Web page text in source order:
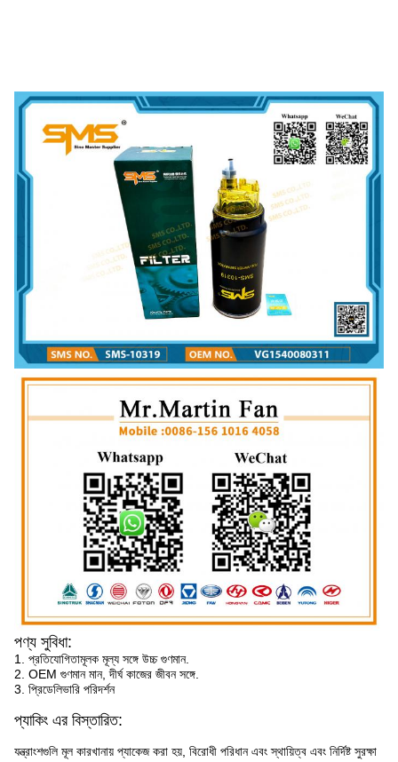
পণ্য সুবিধা:
1. প্রতিযোগিতামূলক মূল্য সঙ্গে উচ্চ গুণমান.
2. OEM গুণমান মান, দীর্ঘ কাজের জীবন সঙ্গে.
3. প্রিডেলিভারি পরিদর্শন
প্যাকিং এর বিস্তারিত:
যন্ত্রাংশগুলি মূল কারখানায় প্যাকেজ করা হয়, বিরোধী পরিধান এবং স্থায়িত্ব এবং নির্দিষ্ট সুরক্ষা